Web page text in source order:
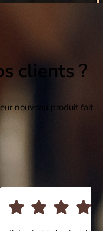
clients ?
nouveau produit fait